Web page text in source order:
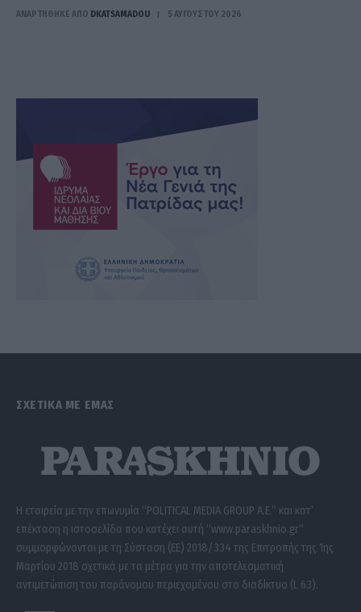
ΑΝΑΡΤΗΘΗΚΕ ΑΠΟ DKATSAMADOU 5 ΑΥΓΟΎΣΤΟΥ 2026
ΣΧΕΤΙΚΑ ΜΕ ΕΜΑΣ
Η εταιρεία με την επωνυμία “POLITICAL MEDIA GROUP A.E.” και κατ’
επέκταση η ιστοσελίδα που κατέχει αυτή “www.paraskhnio.gr”
συμμορφώνονται με τη Σύσταση (ΕΕ) 2018/334 της Επιτροπής της 1ης
Μαρτίου 2018 σχετικά με τα μέτρα για την αποτελεσματική
αντιμετώπιση του παράνομου περιεχομένου στο διαδίκτυο (L 63).